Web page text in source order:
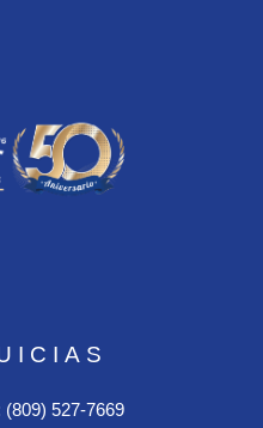
527-7669